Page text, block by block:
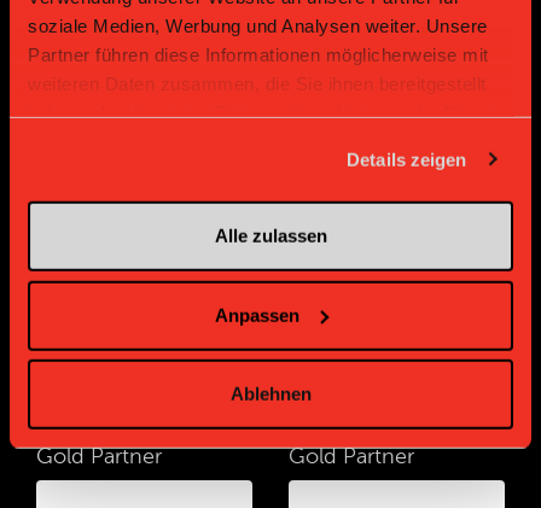
soziale Medien, Werbung und Analysen weiter. Unsere
Partner führen diese Informationen möglicherweise mit
weiteren Daten zusammen, die Sie ihnen bereitgestellt
Details zeigen
Alle zulassen
Anpassen
Ablehnen
Gold Partner Gold Partner